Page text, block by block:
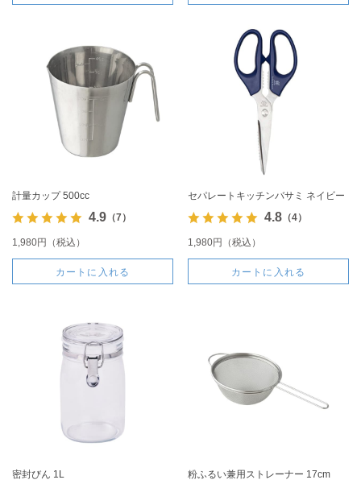
計量カップ 500cc
4.9（7）
1,980円（税込）
カートに入れる
セパレートキッチンバサミ ネイビー
4.8（4）
1,980円（税込）
カートに入れる
密封びん 1L 粉ふるい兼用ストレーナー 17cm